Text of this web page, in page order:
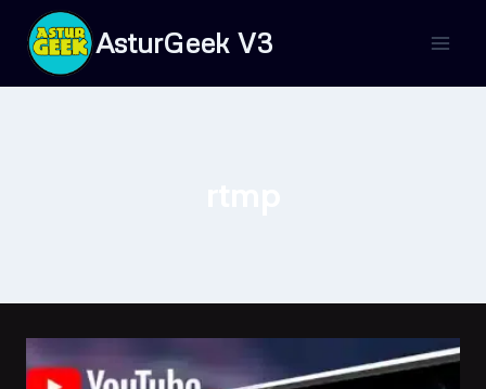
Saltar
contenido
AsturGeek V3